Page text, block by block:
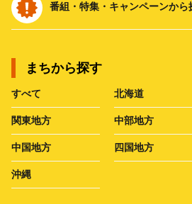
番組・特集・キャンペーンから
まちから探す
すべて 北海道
関東地方 中部地方
中国地方 四国地方
沖縄